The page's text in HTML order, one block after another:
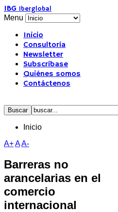
IBG Iberglobal
Menu
Inicio
Consultoría
Newsletter
Subscríbase
Quiénes somos
Contáctenos
Inicio
A+AA-
Barreras no
arancelarias en el
comercio
internacional